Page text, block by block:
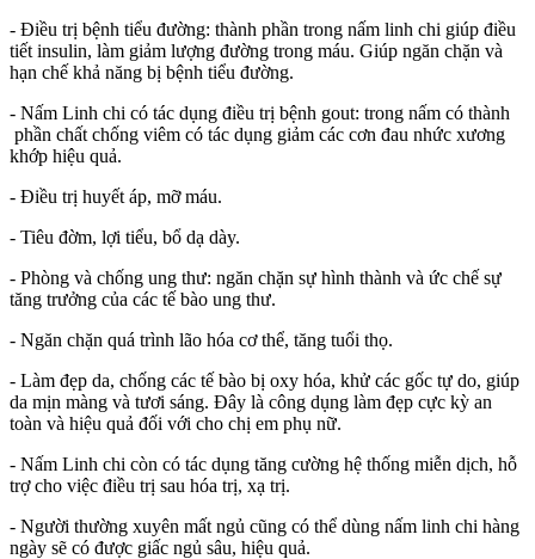
- Điều trị bệnh tiểu đường: thành phần trong nấm linh chi giúp điều
tiết insulin, làm giảm lượng đường trong máu. Giúp ngăn chặn và
hạn chế khả năng bị bệnh tiểu đường.
- Nấm Linh chi có tác dụng điều trị bệnh gout: trong nấm có thành
phần chất chống viêm có tác dụng giảm các cơn đau nhức xương
khớp hiệu quả.
- Điều trị huyết áp, mỡ máu.
- Tiêu đờm, lợi tiểu, bổ dạ dày.
- Phòng và chống ung thư: ngăn chặn sự hình thành và ức chế sự
tăng trưởng của các tế bào ung thư.
- Ngăn chặn quá trình lão hóa cơ thể, tăng tuổi thọ.
- Làm đẹp da, chống các tế bào bị oxy hóa, khử các gốc tự do, giúp
da mịn màng và tươi sáng. Đây là công dụng làm đẹp cực kỳ an
toàn và hiệu quả đối với cho chị em phụ nữ.
- Nấm Linh chi còn có tác dụng tăng cường hệ thống miễn dịch, hỗ
trợ cho việc điều trị sau hóa trị, xạ trị.
- Người thường xuyên mất ngủ cũng có thể dùng nấm linh chi hàng
ngày sẽ có được giấc ngủ sâu, hiệu quả.